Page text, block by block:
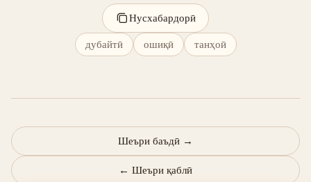
Нусхабардорӣ
дубайтӣ ошиқӣ танҳоӣ
← Шеъри қаблӣ
Шеъри баъдӣ →